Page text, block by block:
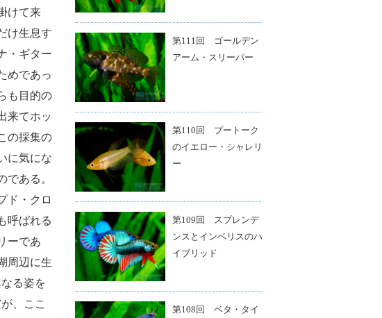
けて来
け生息す
・ギター
めであっ
も目的の
来てホッ
の採集の
に気にな
である。
ド・クロ
呼ばれる
ーであ
周辺に生
る姿を
、ここ
第111回 ゴールデン
アーム・スリーパー
第110回 プートーク
のイエロー・シャレリ
ー
第109回 スプレンデ
ンスとインベリスのハ
イブリッド
第108回 ベタ・タイ